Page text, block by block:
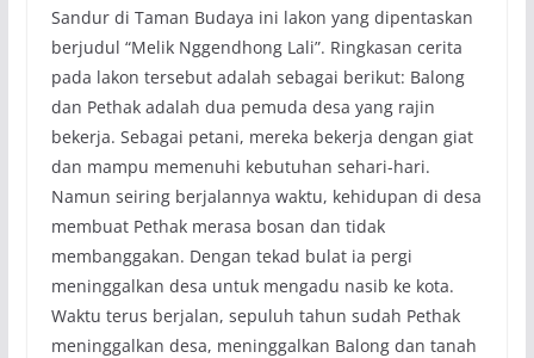
Sandur di Taman Budaya ini lakon yang dipentaskan
berjudul “Melik Nggendhong Lali”. Ringkasan cerita
pada lakon tersebut adalah sebagai berikut: Balong
dan Pethak adalah dua pemuda desa yang rajin
bekerja. Sebagai petani, mereka bekerja dengan giat
dan mampu memenuhi kebutuhan sehari-hari.
Namun seiring berjalannya waktu, kehidupan di desa
membuat Pethak merasa bosan dan tidak
membanggakan. Dengan tekad bulat ia pergi
meninggalkan desa untuk mengadu nasib ke kota.
Waktu terus berjalan, sepuluh tahun sudah Pethak
meninggalkan desa, meninggalkan Balong dan tanah